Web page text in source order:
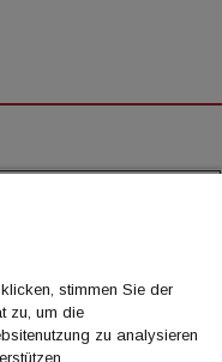
stimmen Sie der
zu, um die
zu analysieren